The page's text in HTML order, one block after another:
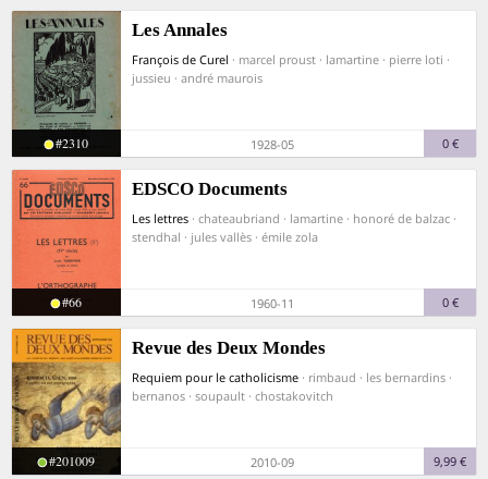
Les Annales
François de Curel · marcel proust · lamartine · pierre loti ·
jussieu · andré maurois
#2310 1928-05 0 €
EDSCO Documents
Les lettres · chateaubriand · lamartine · honoré de balzac ·
stendhal · jules vallès · émile zola
#66 1960-11 0 €
Revue des Deux Mondes
Requiem pour le catholicisme · rimbaud · les bernardins ·
bernanos · soupault · chostakovitch
#201009 2010-09 9,99 €